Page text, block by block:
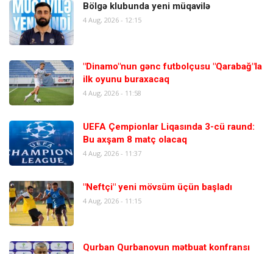
Bölgə klubunda yeni müqavilə
4 Aug, 2026 - 12:15
"Dinamo"nun gənc futbolçusu "Qarabağ"la
ilk oyunu buraxacaq
4 Aug, 2026 - 11:58
UEFA Çempionlar Liqasında 3-cü raund:
Bu axşam 8 matç olacaq
4 Aug, 2026 - 11:37
"Neftçi" yeni mövsüm üçün başladı
4 Aug, 2026 - 11:15
Qurban Qurbanovun mətbuat konfransı